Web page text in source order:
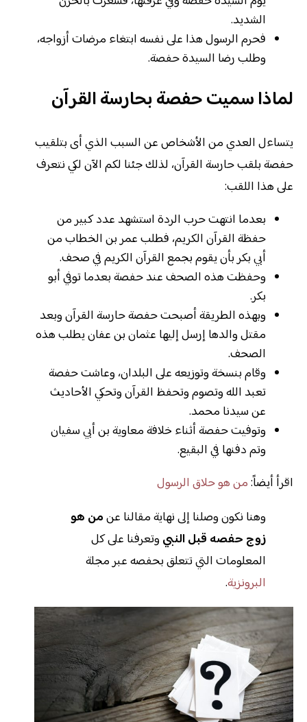
الشديد.
فحرم الرسول هذا على نفسه ابتغاء مرضات أزواجه،
وطلب رضا السيدة حفصة.
لماذا سميت حفصة بحارسة القرآن
يتساءل العدي من الأشخاص عن السبب الذي أى بتلقيب
حفصة بلقب حارسة القرآن، لذلك جئنا لكم الآن لكي نتعرف
على هذا اللقب:
بعدما انتهت حرب الردة استشهد عدد كبير من
حفظة القرآن الكريم، فطلب عمر بن الخطاب من
أبي بكر بأن يقوم بجمع القرآن الكريم في صحف.
وحفظت هذه الصحف عند حفصة بعدما توفي أبو
بكر.
وبهذه الطريقة أصبحت حفصة حارسة القرآن وبعد
مقتل والدها إرسل إليها عثمان بن عفان يطلب هذه
الصحف.
وقام بنسخة وتوزيعه على البلدان، وعاشت حفصة
تعبد الله وتصوم وتحفظ القرآن وتحكي الأحاديث
عن سيدنا محمد.
وتوفيت حفصة أثناء خلافة معاوية بن أبي سفيان
وتم دفنها في البقيع.
اقرأ أيضاً:من هو حلاق الرسول
وهنا نكون وصلنا إلى نهاية مقالنا عنمن هو
زوج حفصه قبل النبي وتعرفنا على كل
المعلومات التي تتعلق بحفصه عبر مجلة
البرونزية.